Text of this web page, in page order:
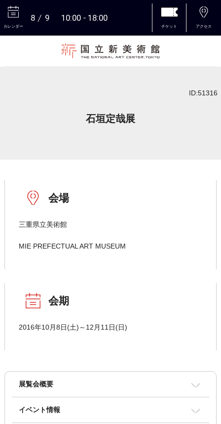
カレンダー
8 9 10:00 18:00
チケット アクセス
ID:51316
石垣定哉展
会場
三重県立美術館
MIE PREFECTUAL ART MUSEUM
会期
2016年10月8日(土)～12月11日(日)
展覧会概要
イベント情報